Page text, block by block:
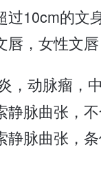
过10cm的文
，女性文唇
，动脉瘤，
静脉曲张，
静脉曲张，